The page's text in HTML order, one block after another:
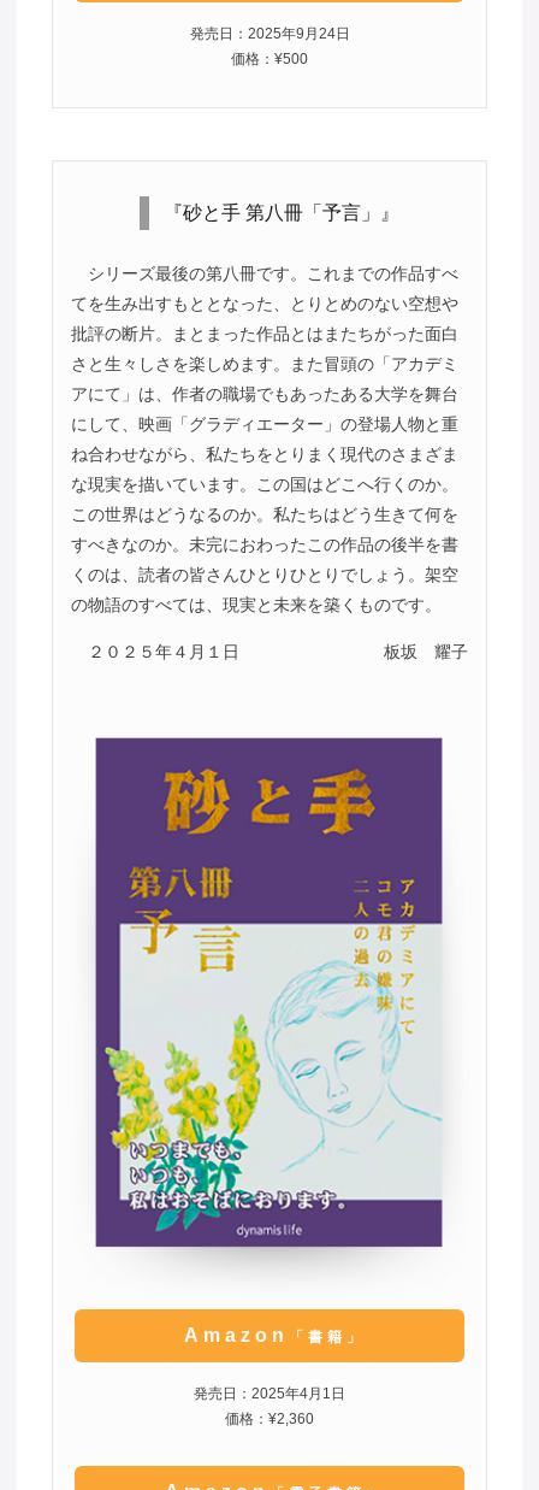
発売日：2025年9月24日
価格：¥500
『砂と手 第八冊「予言」』
シリーズ最後の第八冊です。これまでの作品すべ
てを生み出すもととなった、とりとめのない空想や
批評の断片。まとまった作品とはまたちがった面白
さと生々しさを楽しめます。また冒頭の「アカデミ
アにて」は、作者の職場でもあったある大学を舞台
にして、映画「グラディエーター」の登場人物と重
ね合わせながら、私たちをとりまく現代のさまざま
な現実を描いています。この国はどこへ行くのか。
この世界はどうなるのか。私たちはどう生きて何を
すべきなのか。未完におわったこの作品の後半を書
くのは、読者の皆さんひとりひとりでしょう。架空
の物語のすべては、現実と未来を築くものです。
２０２５年４月１日 板坂 耀子
Amazon 「書籍」
発売日：2025年4月1日
価格：¥2,360